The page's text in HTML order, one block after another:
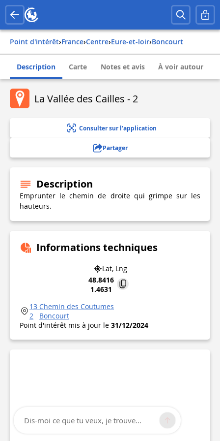
Point d'intérêt› france› centre› eure-et-loir› boncourt
Description Carte Notes et avis À voir autour
La Vallée des Cailles - 2
Consulter sur l'application
Partager
Description
Emprunter le chemin de droite qui grimpe sur les
hauteurs.
Informations techniques
Lat, Lng
48.8416
1.4631
13 Chemin des Coutumes
2
Boncourt
Point d'intérêt mis à jour le 31/12/2024
Dis-moi ce que tu veux, je trouve...